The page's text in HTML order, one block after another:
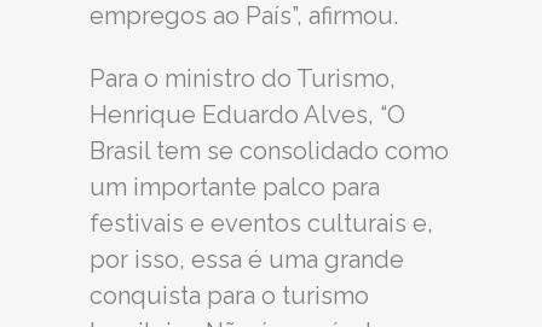
empregos ao País”, afirmou.
Para o ministro do Turismo,
Henrique Eduardo Alves, “O
Brasil tem se consolidado como
um importante palco para
festivais e eventos culturais e,
por isso, essa é uma grande
conquista para o turismo